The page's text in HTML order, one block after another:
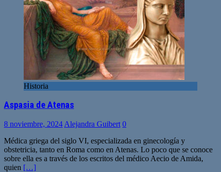
Historia
Aspasia de Atenas
8 noviembre, 2024 Alejandra Guibert 0
Médica griega del siglo VI, especializada en ginecología y
obstetricia, tanto en Roma como en Atenas. Lo poco que se conoce
sobre ella es a través de los escritos del médico Aecio de Amida,
quien […]